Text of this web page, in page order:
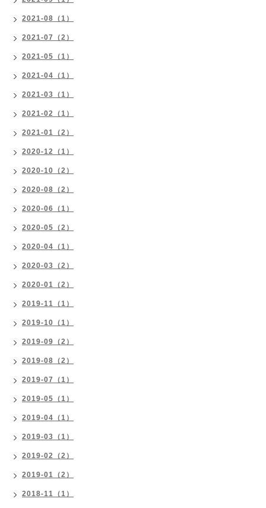
2021-08（1）
2021-07（2）
2021-05（1）
2021-04（1）
2021-03（1）
2021-02（1）
2021-01（2）
2020-12（1）
2020-10（2）
2020-08（2）
2020-06（1）
2020-05（2）
2020-04（1）
2020-03（2）
2020-01（2）
2019-11（1）
2019-10（1）
2019-09（2）
2019-08（2）
2019-07（1）
2019-05（1）
2019-04（1）
2019-03（1）
2019-02（2）
2019-01（2）
2018-11（1）